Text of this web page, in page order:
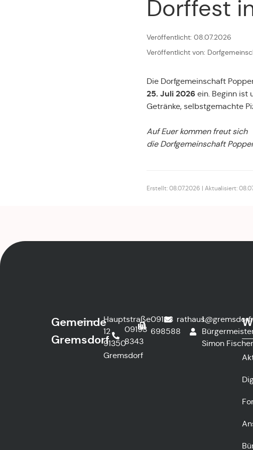
Dorffest
Veröffentlicht: 08.07.2026
Veröffentlicht von:
Die Dorfgemeinschaft
25. Juli 2026 ein. Beginn ist
Getränke, selbstgemachte
Auf Euer kommen freut sich
die Dorfgemeinschaft
Erstellt: 08.07.2026 | Aktualisiert:
Gemeinde
Gremsdorf
Hauptstraße
12
91350
Gremsdorf
09193
8343
09193
698588
1.
Simon Fischer